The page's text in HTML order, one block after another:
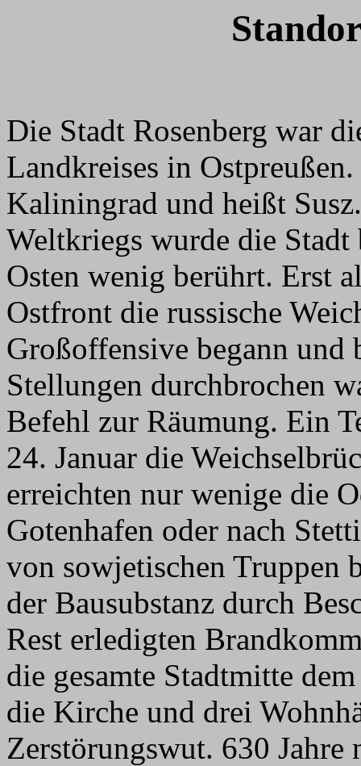
Die Stadt Rosenberg war
Landkreises in
Kaliningrad und heißt
Weltkriegs wurde die
Osten wenig berührt. Erst
Ostfront die russische
Großoffensive begann und
Stellungen durchbrochen
Befehl zur Räumung. Ein
24. Januar die
erreichten nur wenige die
Gotenhafen oder nach
von sowjetischen Truppen
der Bausubstanz durch
Rest erledigten
die gesamte Stadtmitte
die Kirche und drei
Zerstörungswut. 630 Jahre